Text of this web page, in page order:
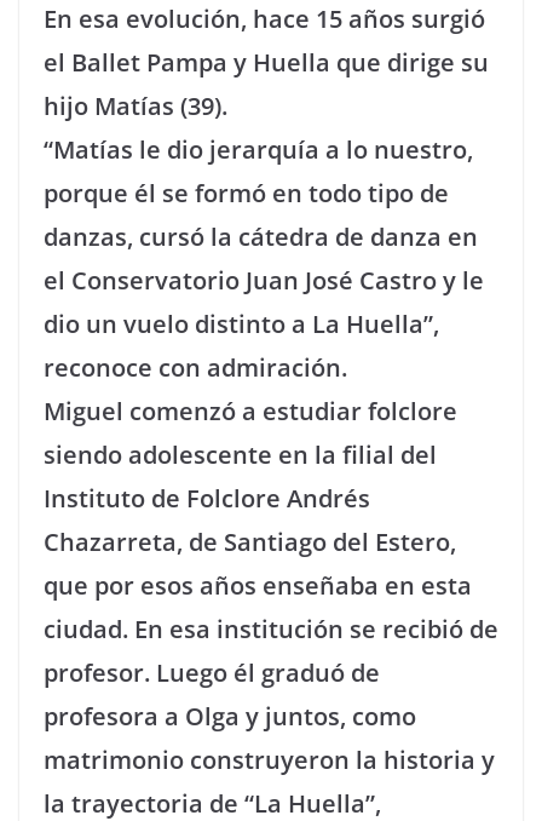
En esa evolución, hace 15 años surgió
el Ballet Pampa y Huella que dirige su
hijo Matías (39).
“Matías le dio jerarquía a lo nuestro,
porque él se formó en todo tipo de
danzas, cursó la cátedra de danza en
el Conservatorio Juan José Castro y le
dio un vuelo distinto a La Huella”,
reconoce con admiración.
Miguel comenzó a estudiar folclore
siendo adolescente en la filial del
Instituto de Folclore Andrés
Chazarreta, de Santiago del Estero,
que por esos años enseñaba en esta
ciudad. En esa institución se recibió de
profesor. Luego él graduó de
profesora a Olga y juntos, como
matrimonio construyeron la historia y
la trayectoria de “La Huella”,